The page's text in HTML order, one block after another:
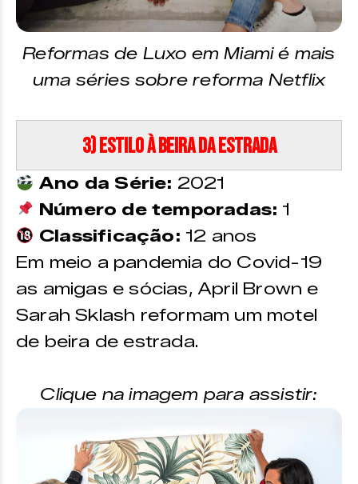
Reformas de Luxo em Miami é mais
uma séries sobre reforma Netflix
3) Estilo à Beira da Estrada
Ano da Série: 2021
Número de temporadas: 1
Classificação: 12 anos
Em meio a pandemia do Covid-19
as amigas e sócias, April Brown e
Sarah Sklash reformam um motel
de beira de estrada.
Clique na imagem para assistir: